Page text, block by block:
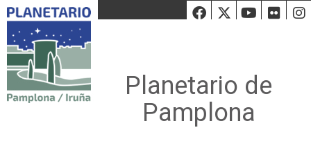
Facebook
Twiiter
Planetario de
Pamplona